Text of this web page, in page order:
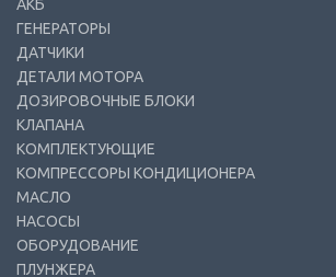
АКБ
ГЕНЕРАТОРЫ
ДАТЧИКИ
ДЕТАЛИ МОТОРА
ДОЗИРОВОЧНЫЕ БЛОКИ
КЛАПАНА
КОМПЛЕКТУЮЩИЕ
КОМПРЕССОРЫ КОНДИЦИОНЕРА
МАСЛО
НАСОСЫ
ОБОРУДОВАНИЕ
ПЛУНЖЕРА